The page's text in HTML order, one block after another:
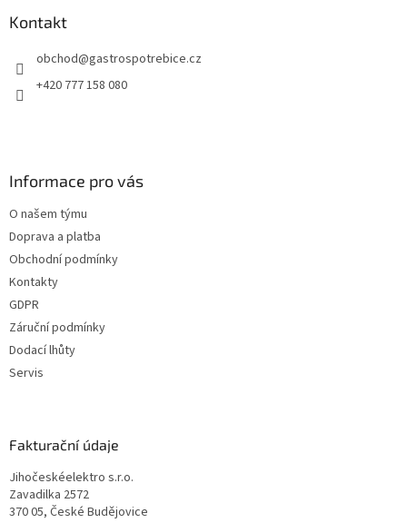
Kontakt
obchod@gastrospotrebice.cz
+420 777 158 080
Informace pro vás
O našem týmu
Doprava a platba
Obchodní podmínky
Kontakty
GDPR
Záruční podmínky
Dodací lhůty
Servis
Fakturační údaje
Jihočeskéelektro s.r.o.
Zavadilka 2572
370 05, České Budějovice